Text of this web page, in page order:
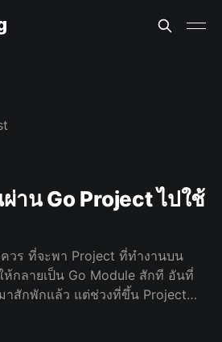
ผ่าน Go Project ไปใช้
วร ที่จะพา Project ที่ทำงานบน
ลายเป็น Go Module สักที อันที่
าสักพักแล้ว แต่ช่วงที่ขึ้น Project